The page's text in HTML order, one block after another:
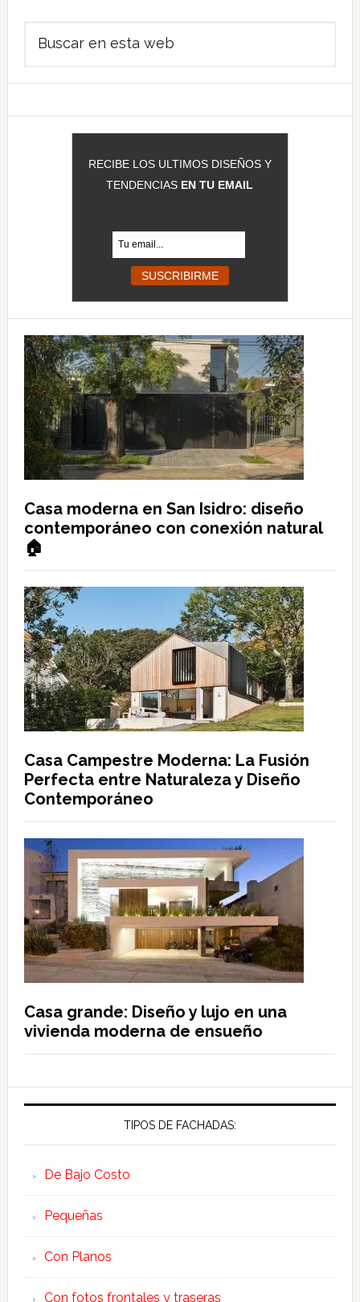
Barra
lateral
principal
RECIBE LOS ULTIMOS DISEÑOS Y
TENDENCIAS EN TU EMAIL
Casa moderna en San Isidro: diseño
contemporáneo con conexión natural
🏠
Casa Campestre Moderna: La Fusión
Perfecta entre Naturaleza y Diseño
Contemporáneo
Casa grande: Diseño y lujo en una
vivienda moderna de ensueño
TIPOS DE FACHADAS:
De Bajo Costo
Pequeñas
Con Planos
Con fotos frontales y traseras